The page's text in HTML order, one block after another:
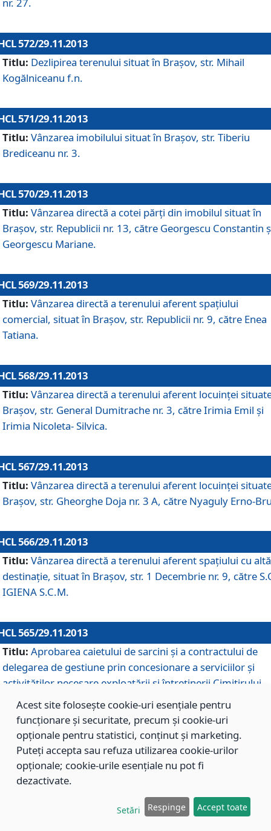
nr. 27.
572/29.11.2013
Titlu: Dezlipirea terenului situat în Braşov, str. Mihail
Kogălniceanu f.n.
571/29.11.2013
Titlu: Vânzarea imobilului situat în Braşov, str. Tiberiu
Brediceanu nr. 3.
570/29.11.2013
Titlu: Vânzarea directă a cotei părţi din imobilul situat în
Braşov, str. Republicii nr. 13, către Georgescu Constantin
Georgescu Mariane.
569/29.11.2013
Titlu: Vânzarea directă a terenului aferent spaţiului
comercial, situat în Braşov, str. Republicii nr. 9, către Enea
Tatiana.
568/29.11.2013
Titlu: Vânzarea directă a terenului aferent locuinţei
Braşov, str. General Dumitrache nr. 3, către Irimia Emil şi
Irimia Nicoleta- Silvica.
567/29.11.2013
Titlu: Vânzarea directă a terenului aferent locuinţei
Braşov, str. Gheorghe Doja nr. 3 A, către Nyaguly Erno-
566/29.11.2013
Titlu: Vânzarea directă a terenului aferent spaţiului cu altă
destinaţie, situat în Braşov, str. 1 Decembrie nr. 9, către
IGIENA S.C.M.
565/29.11.2013
Titlu: Aprobarea caietului de sarcini şi a contractului de
delegarea de gestiune prin concesionare a serviciilor şi
activităţilor necesare exploatării şi întreţinerii Cimitirului
Municipal Braşov situat în str. Dimitrie Anghel nr. 19.
564/29.11.2013
Titlu: Completarea şi modificarea H.C.L. nr. 446/2013,
care s-a aprobat studiul de fundamentare pentru
Acest site folosește cookie-uri esențiale pentru
funcționare și securitate, precum și cookie-uri
opționale pentru statistici, conținut și marketing.
Puteți accepta sau refuza utilizarea cookie-urilor
opționale; cookie-urile esențiale nu pot fi
dezactivate.
Setări Respinge Accept toate